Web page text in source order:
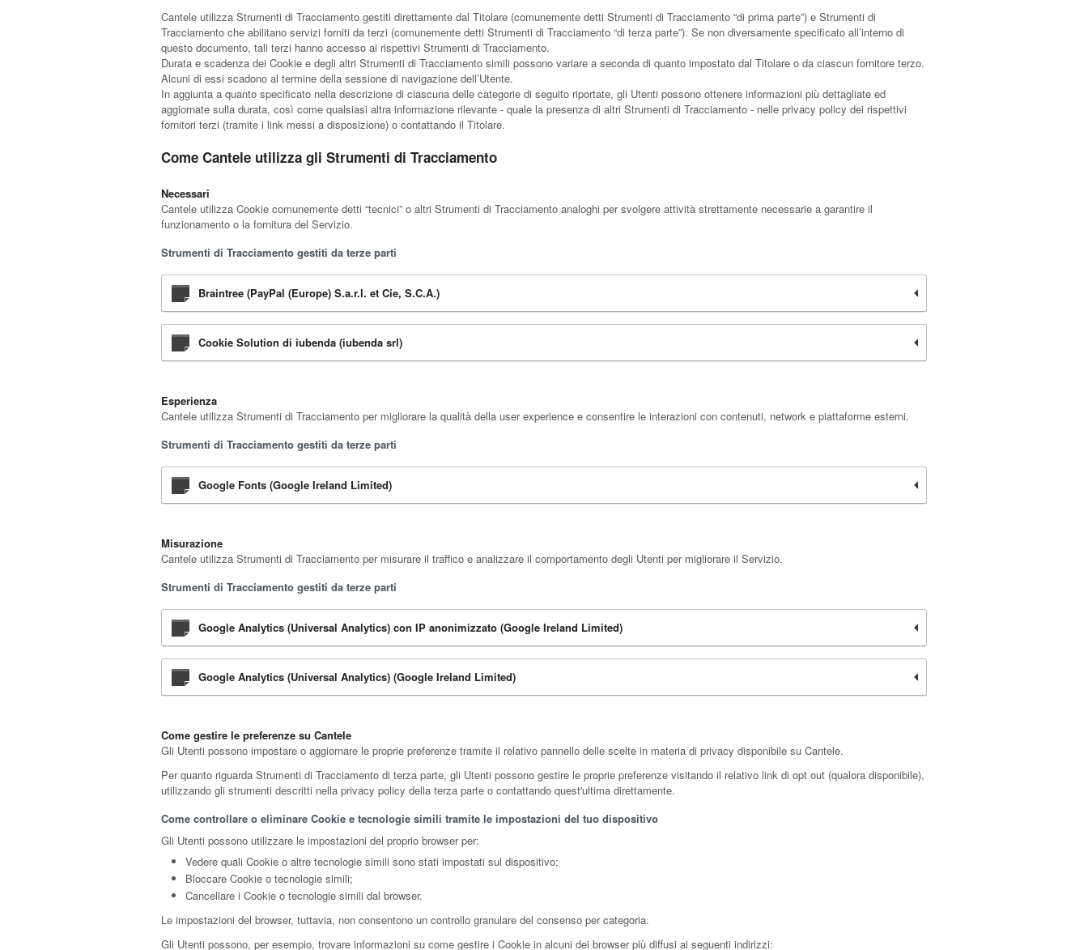
Cantele utilizza Strumenti di Tracciamento gestiti direttamente dal Titolare (comunemente detti Strumenti di Tracciamento “di prima parte”) e Strumenti di
Tracciamento che abilitano servizi forniti da terzi (comunemente detti Strumenti di Tracciamento “di terza parte”). Se non diversamente specificato all’interno di
questo documento, tali terzi hanno accesso ai rispettivi Strumenti di Tracciamento.
Durata e scadenza dei Cookie e degli altri Strumenti di Tracciamento simili possono variare a seconda di quanto impostato dal Titolare o da ciascun fornitore terzo.
Alcuni di essi scadono al termine della sessione di navigazione dell’Utente.
In aggiunta a quanto specificato nella descrizione di ciascuna delle categorie di seguito riportate, gli Utenti possono ottenere informazioni più dettagliate ed
aggiornate sulla durata, così come qualsiasi altra informazione rilevante - quale la presenza di altri Strumenti di Tracciamento - nelle privacy policy dei rispettivi
fornitori terzi (tramite i link messi a disposizione) o contattando il Titolare.
Come Cantele utilizza gli Strumenti di Tracciamento
Necessari
Cantele utilizza Cookie comunemente detti “tecnici” o altri Strumenti di Tracciamento analoghi per svolgere attività strettamente necessarie a garantire il
funzionamento o la fornitura del Servizio.
Strumenti di Tracciamento gestiti da terze parti
Braintree (PayPal (Europe) S.a.r.l. et Cie, S.C.A.)
Cookie Solution di iubenda (iubenda srl)
Esperienza
Cantele utilizza Strumenti di Tracciamento per migliorare la qualità della user experience e consentire le interazioni con contenuti, network e piattaforme esterni.
Strumenti di Tracciamento gestiti da terze parti
Google Fonts (Google Ireland Limited)
Misurazione
Cantele utilizza Strumenti di Tracciamento per misurare il traffico e analizzare il comportamento degli Utenti per migliorare il Servizio.
Strumenti di Tracciamento gestiti da terze parti
Google Analytics (Universal Analytics) con IP anonimizzato (Google Ireland Limited)
Google Analytics (Universal Analytics) (Google Ireland Limited)
Come gestire le preferenze su Cantele
Gli Utenti possono impostare o aggiornare le proprie preferenze tramite il relativo pannello delle scelte in materia di privacy disponibile su Cantele.
Per quanto riguarda Strumenti di Tracciamento di terza parte, gli Utenti possono gestire le proprie preferenze visitando il relativo link di opt out (qualora disponibile),
utilizzando gli strumenti descritti nella privacy policy della terza parte o contattando quest'ultima direttamente.
Come controllare o eliminare Cookie e tecnologie simili tramite le impostazioni del tuo dispositivo
Gli Utenti possono utilizzare le impostazioni del proprio browser per:
Vedere quali Cookie o altre tecnologie simili sono stati impostati sul dispositivo;
Bloccare Cookie o tecnologie simili;
Cancellare i Cookie o tecnologie simili dal browser.
Le impostazioni del browser, tuttavia, non consentono un controllo granulare del consenso per categoria.
Gli Utenti possono, per esempio, trovare informazioni su come gestire i Cookie in alcuni dei browser più diffusi ai seguenti indirizzi: